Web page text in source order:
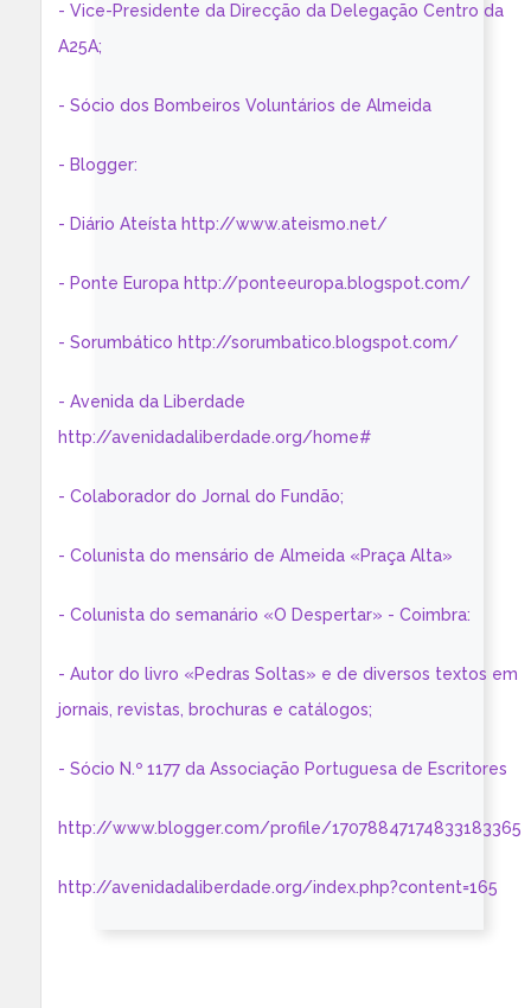
- Vice-Presidente da Direcção da Delegação Centro da
A25A;
- Sócio dos Bombeiros Voluntários de Almeida
- Blogger:
- Diário Ateísta http://www.ateismo.net/
- Ponte Europa http://ponteeuropa.blogspot.com/
- Sorumbático http://sorumbatico.blogspot.com/
- Avenida da Liberdade
http://avenidadaliberdade.org/home#
- Colaborador do Jornal do Fundão;
- Colunista do mensário de Almeida «Praça Alta»
- Colunista do semanário «O Despertar» - Coimbra:
- Autor do livro «Pedras Soltas» e de diversos textos em
jornais, revistas, brochuras e catálogos;
- Sócio N.º 1177 da Associação Portuguesa de Escritores
http://www.blogger.com/profile/17078847174833183365
http://avenidadaliberdade.org/index.php?content=165